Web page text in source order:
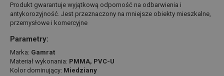
Produkt gwarantuje wyjątkową odporność na odbarwienia i
antykorozyjność. Jest przeznaczony na mniejsze obiekty mieszkalne,
przemysłowe i komercyjne
Parametry:
Marka: Gamrat
Materiał wykonania: PMMA, PVC-U
Kolor dominujący: Miedziany